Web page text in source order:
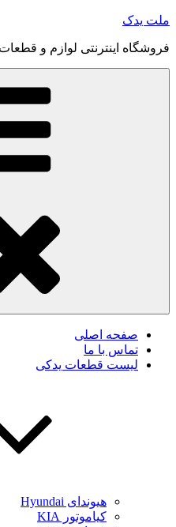
رفتن
محتوا
ملت یدک
فروشگاه اینترنتی لوازم و
صفحه اصلی
تماس با ما
لیست قطعات یدکی
هیوندای Hyundai
کیاموتور KIA